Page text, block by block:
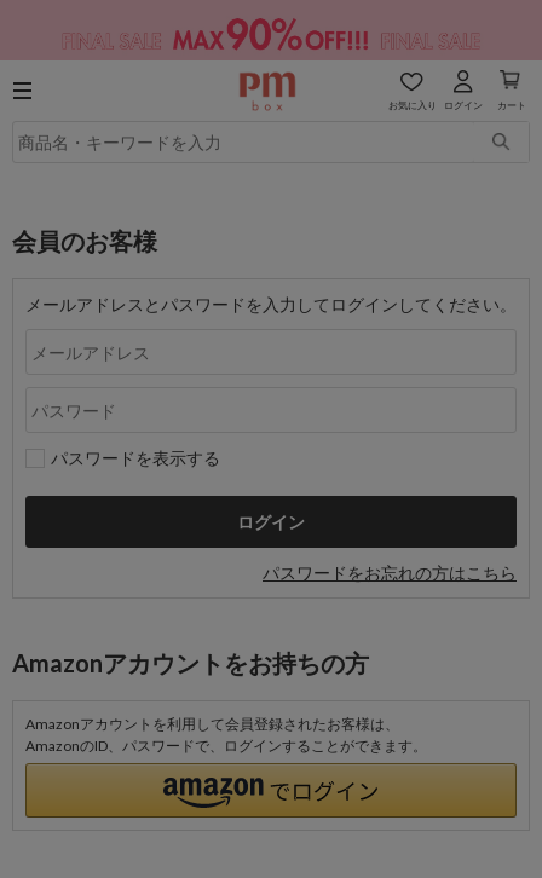
お気に入り ログイン カート
会員のお客様
メールアドレスとパスワードを入力してログインしてください。
パスワードを表示する
パスワードをお忘れの方はこちら
Amazonアカウントをお持ちの方
Amazonアカウントを利用して会員登録されたお客様は、
AmazonのID、パスワードで、ログインすることができます。